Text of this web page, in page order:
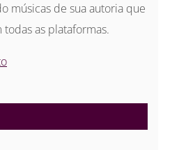
músicas de sua autoria que
as plataformas.